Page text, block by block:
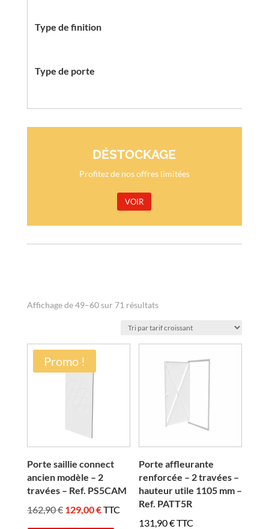
Type de finition
Type de porte
DÉSTOCKAGE
Profitez de nos offres limitées
VOIR
Affichage de 49–60 sur 71 résultatsTrié
prix
croissant
Promo !
Porte saillie connect
ancien modèle – 2
travées – Ref. PS5CAM
162,90€ Le
129,00€Le
TTC
Porte affleurante
renforcée – 2 travées –
hauteur utile 1105 mm –
Ref. PATT5R
131,90€TTC